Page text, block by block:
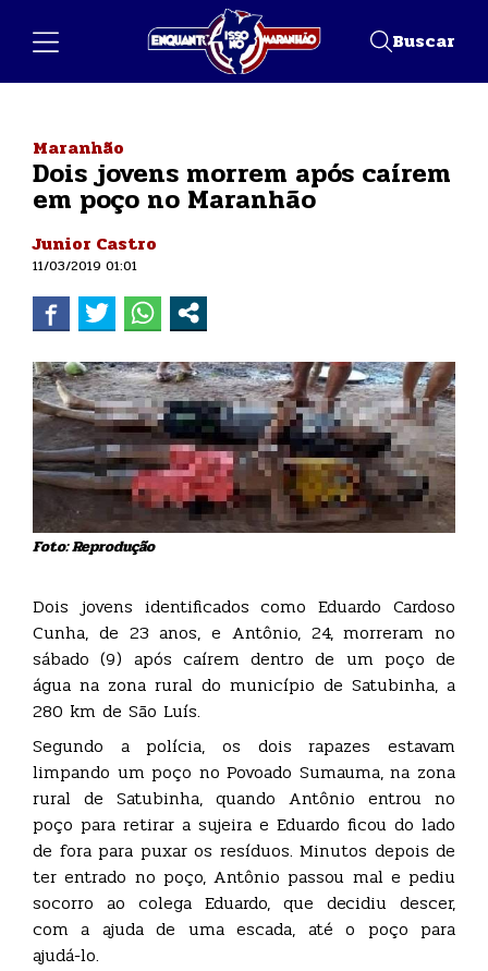
Buscar
Maranhão
Dois jovens morrem após caírem
em poço no Maranhão
Junior Castro
11/03/2019 01:01
Foto: Reprodução
Dois jovens identificados como Eduardo Cardoso
Cunha, de 23 anos, e Antônio, 24, morreram no
sábado (9) após caírem dentro de um poço de
água na zona rural do município de Satubinha, a
280 km de São Luís.
Segundo a polícia, os dois rapazes estavam
limpando um poço no Povoado Sumauma, na zona
rural de Satubinha, quando Antônio entrou no
poço para retirar a sujeira e Eduardo ficou do lado
de fora para puxar os resíduos. Minutos depois de
ter entrado no poço, Antônio passou mal e pediu
socorro ao colega Eduardo, que decidiu descer,
com a ajuda de uma escada, até o poço para
ajudá-lo.